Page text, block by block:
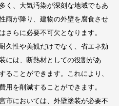
く、大気汚染が深刻な地域でもあ
雨が降り、建物の外壁を腐食させ
さらに必要不可欠となります。
久性や美観だけでなく、省エネ効
には、断熱材としての役割があ
ることができます。これにより、
用を削減することができます。
市においては、外壁塗装が必要不